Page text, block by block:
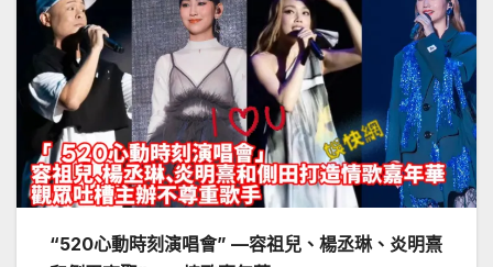
“520心動時刻演唱會” —容祖兒、楊丞琳、炎明熹